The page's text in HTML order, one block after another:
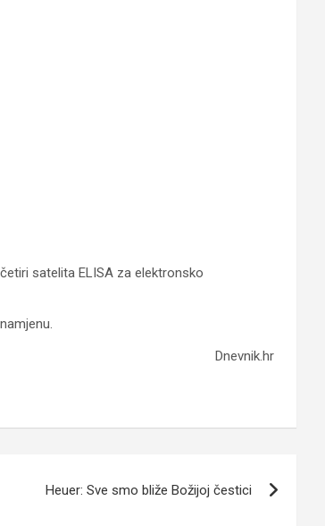
satelita ELISA za elektronsko
Dnevnik.hr
Heuer: Sve smo bliže Božijoj čestici